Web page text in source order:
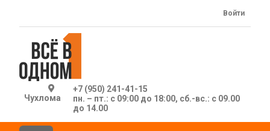
Чухлома
+7 (950) 241-41-15
пн. – пт.: с 09:00 до 18:00, сб.-вс.: с 09.00
до 14.00
Войти